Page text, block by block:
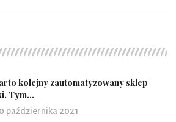
kolejny zautomatyzowany sklep
Tym...
października 2021